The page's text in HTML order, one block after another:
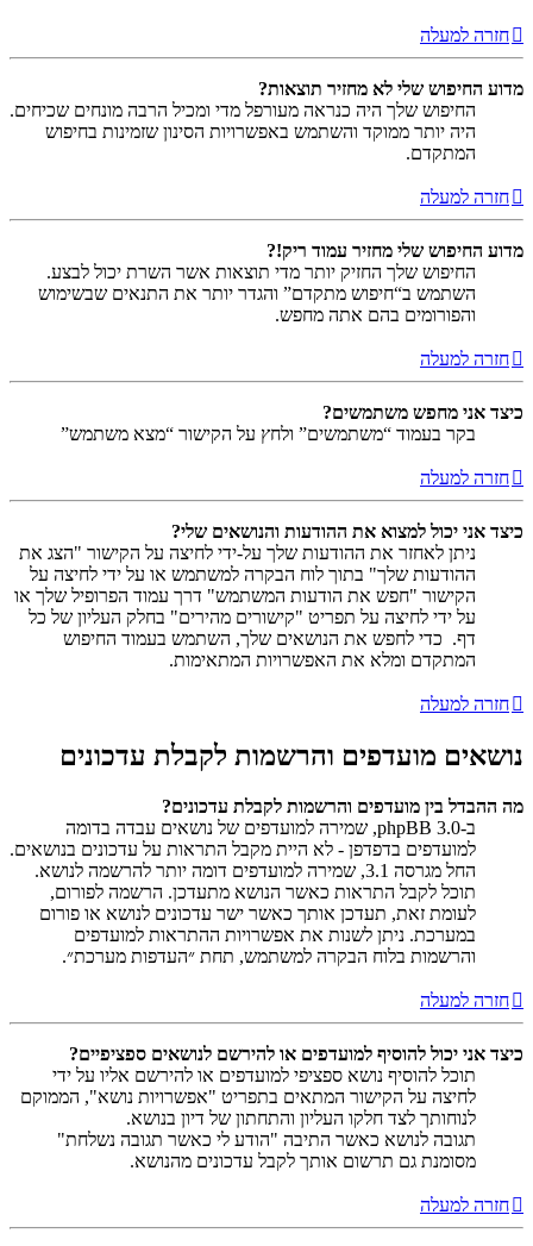
חזרה למעלה
מדוע החיפוש שלי לא מחזיר תוצאות?
החיפוש שלך היה כנראה מעורפל מדי ומכיל הרבה מונחים שכיחים.
היה יותר ממוקד והשתמש באפשרויות הסינון שזמינות בחיפוש
המתקדם.
חזרה למעלה
מדוע החיפוש שלי מחזיר עמוד ריק!?
החיפוש שלך החזיק יותר מדי תוצאות אשר השרת יכול לבצע.
השתמש ב“חיפוש מתקדם” והגדר יותר את התנאים שבשימוש
והפורומים בהם אתה מחפש.
חזרה למעלה
כיצד אני מחפש משתמשים?
בקר בעמוד “משתמשים” ולחץ על הקישור “מצא משתמש”
חזרה למעלה
כיצד אני יכול למצוא את ההודעות והנושאים שלי?
ניתן לאחזר את ההודעות שלך על-ידי לחיצה על הקישור "הצג את
ההודעות שלך" בתוך לוח הבקרה למשתמש או על ידי לחיצה על
הקישור "חפש את הודעות המשתמש" דרך עמוד הפרופיל שלך או
על ידי לחיצה על תפריט "קישורים מהירים" בחלק העליון של כל
דף. כדי לחפש את הנושאים שלך, השתמש בעמוד החיפוש
המתקדם ומלא את האפשרויות המתאימות.
חזרה למעלה
נושאים מועדפים והרשמות לקבלת עדכונים
מה ההבדל בין מועדפים והרשמות לקבלת עדכונים?
ב-phpBB 3.0, שמירה למועדפים של נושאים עבדה בדומה
למועדפים בדפדפן - לא היית מקבל התראות על עדכונים בנושאים.
החל מגרסה 3.1, שמירה למועדפים דומה יותר להרשמה לנושא.
תוכל לקבל התראות כאשר הנושא מתעדכן. הרשמה לפורום,
לעומת זאת, תעדכן אותך כאשר ישר עדכונים לנושא או פורום
במערכת. ניתן לשנות את אפשרויות ההתראות למועדפים
והרשמות בלוח הבקרה למשתמש, תחת ״העדפות מערכת״.
חזרה למעלה
כיצד אני יכול להוסיף למועדפים או להירשם לנושאים ספציפיים?
תוכל להוסיף נושא ספציפי למועדפים או להירשם אליו על ידי
לחיצה על הקישור המתאים בתפריט "אפשרויות נושא", הממוקם
לנוחותך לצד חלקו העליון והתחתון של דיון בנושא.
תגובה לנושא כאשר התיבה "הודע לי כאשר תגובה נשלחת"
מסומנת גם תרשום אותך לקבל עדכונים מהנושא.
חזרה למעלה